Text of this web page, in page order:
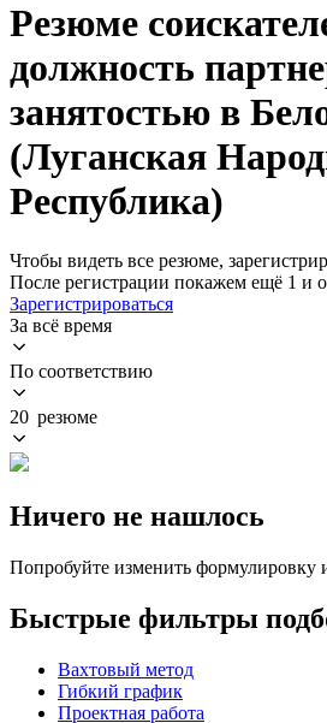
Резюме
должность
занятостью в
(Луганская
Республика)
Чтобы видеть все резюме,
После регистрации покажем ещё 1 и
Зарегистрироваться
За всё время
По соответствию
20 резюме
Ничего не нашлось
Попробуйте изменить формулировку
Быстрые фильтры
Вахтовый метод
Гибкий график
Проектная работа